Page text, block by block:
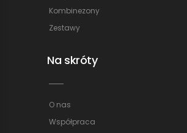
Kombinezony
Zestawy
Na skróty
O nas
Współpraca